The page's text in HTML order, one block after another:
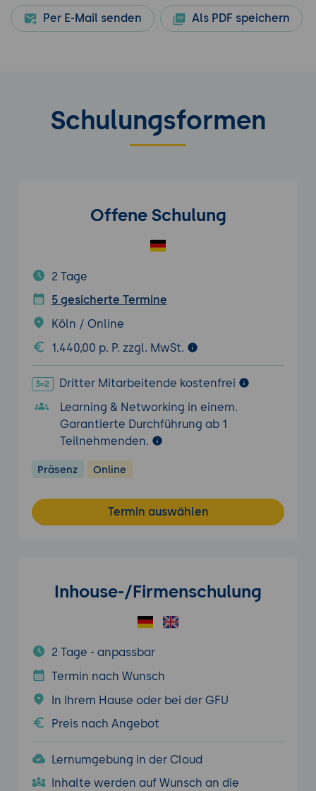
Per E-Mail senden Als PDF speichern
Schulungsformen
Offene Schulung
2 Tage
5 gesicherte Termine
Köln / Online
1.440,00 p. P. zzgl. MwSt.
Dritter Mitarbeitende kostenfrei
Learning & Networking in einem.
Garantierte Durchführung ab 1
Teilnehmenden.
Präsenz Online
Termin auswählen
Inhouse-/Firmenschulung
2 Tage - anpassbar
Termin nach Wunsch
In Ihrem Hause oder bei der GFU
Preis nach Angebot
Lernumgebung in der Cloud
Inhalte werden auf Wunsch an die